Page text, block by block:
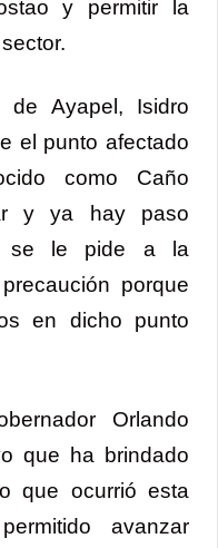
y permitir la
Ayapel, Isidro
el punto afectado
como Caño
y ya hay paso
se le pide a la
porque
en dicho punto
Orlando
que ha brindado
que ocurrió esta
avanzar